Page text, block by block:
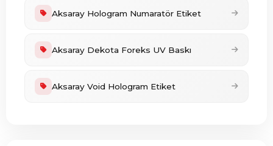
Aksaray Hologram Numaratör Etiket
Aksaray Dekota Foreks UV Baskı
Aksaray Void Hologram Etiket